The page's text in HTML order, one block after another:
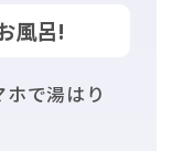
風呂!
で湯はり